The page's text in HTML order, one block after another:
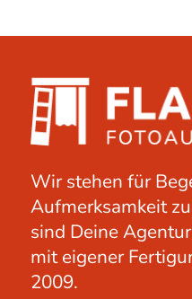
Wir stehen für
Aufmerksamkeit
sind Deine
mit eigener
2009.